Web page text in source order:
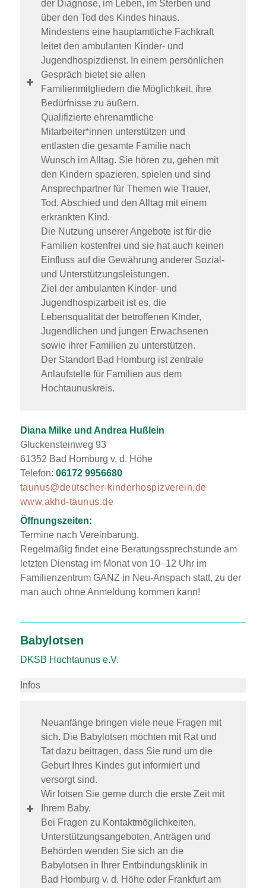
der Diagnose, im Leben, im Sterben und
über den Tod des Kindes hinaus.
Mindestens eine hauptamtliche Fachkraft
leitet den ambulanten Kinder- und
Jugendhospizdienst. In einem persönlichen
Gespräch bietet sie allen
Familienmitgliedern die Möglichkeit, ihre
Bedürfnisse zu äußern.
Qualifizierte ehrenamtliche
Mitarbeiter*innen unterstützen und
entlasten die gesamte Familie nach
Wunsch im Alltag. Sie hören zu, gehen mit
den Kindern spazieren, spielen und sind
Ansprechpartner für Themen wie Trauer,
Tod, Abschied und den Alltag mit einem
erkrankten Kind.
Die Nutzung unserer Angebote ist für die
Familien kostenfrei und sie hat auch keinen
Einfluss auf die Gewährung anderer Sozial-
und Unterstützungsleistungen.
Ziel der ambulanten Kinder- und
Jugendhospizarbeit ist es, die
Lebensqualität der betroffenen Kinder,
Jugendlichen und jungen Erwachsenen
sowie ihrer Familien zu unterstützen.
Der Standort Bad Homburg ist zentrale
Anlaufstelle für Familien aus dem
Hochtaunuskreis.
Diana Milke und Andrea Hußlein
Gluckensteinweg 93
61352 Bad Homburg v. d. Höhe
Telefon: 06172 9956680
taunus@deutscher-kinderhospizverein.de
www.akhd-taunus.de
Öffnungszeiten:
Termine nach Vereinbarung.
Regelmäßig findet eine Beratungssprechstunde am
letzten Dienstag im Monat von 10–12 Uhr im
Familienzentrum GANZ in Neu-Anspach statt, zu der
man auch ohne Anmeldung kommen kann!
Babylotsen
DKSB Hochtaunus e.V.
Infos
Neuanfänge bringen viele neue Fragen mit
sich. Die Babylotsen möchten mit Rat und
Tat dazu beitragen, dass Sie rund um die
Geburt Ihres Kindes gut informiert und
versorgt sind.
Wir lotsen Sie gerne durch die erste Zeit mit
Ihrem Baby.
Bei Fragen zu Kontaktmöglichkeiten,
Unterstützungsangeboten, Anträgen und
Behörden wenden Sie sich an die
Babylotsen in Ihrer Entbindungsklinik in
Bad Homburg v. d. Höhe oder Frankfurt am